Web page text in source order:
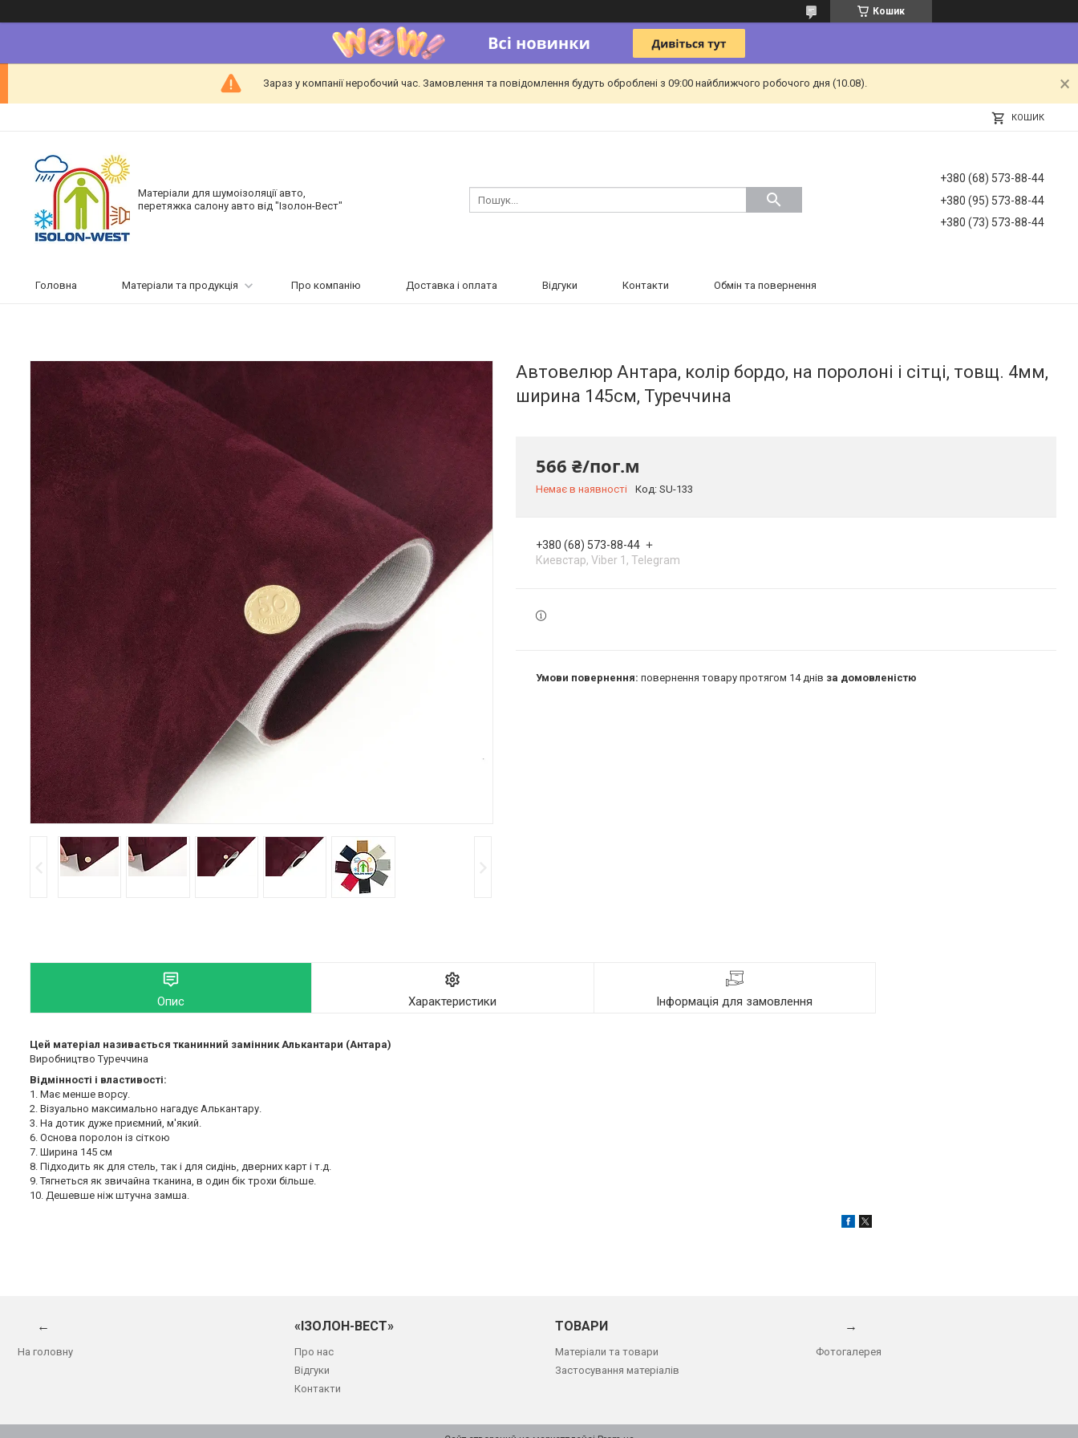
Кошик
Зараз у компанії неробочий час. Замовлення та повідомлення будуть оброблені з 09:00 найближчого робочого дня (10.08).
КОШИК
Матеріали для шумоізоляції авто,
перетяжка салону авто від "Ізолон-Вест"
+380 (68) 573-88-44
+380 (95) 573-88-44
+380 (73) 573-88-44
Головна Матеріали та продукція Про компанію Доставка і оплата Відгуки Контакти Обмін та повернення
Автовелюр Антара, колір бордо, на поролоні і сітці, товщ. 4мм,
ширина 145см, Туреччина
566 ₴/пог.м
Немає в наявності Код: SU-133
+380 (68) 573-88-44
Киевстар, Viber 1, Telegram
повернення товару протягом 14 днів за домовленістю
Опис Характеристики Інформація для замовлення
Цей матеріал називається тканинний замінник Алькантари (Антара)
Виробництво Туреччина
Відмінності і властивості:
1. Має менше ворсу.
2. Візуально максимально нагадує Алькантару.
3. На дотик дуже приємний, м'який.
6. Основа поролон із сіткою
7. Ширина 145 см
8. Підходить як для стель, так і для сидінь, дверних карт і т.д.
9. Тягнеться як звичайна тканина, в один бік трохи більше.
10. Дешевше ніж штучна замша.
←
На головну
«ІЗОЛОН-ВЕСТ»
Про нас
Відгуки
Контакти
ТОВАРИ
Матеріали та товари
Застосування матеріалів
→
Фотогалерея